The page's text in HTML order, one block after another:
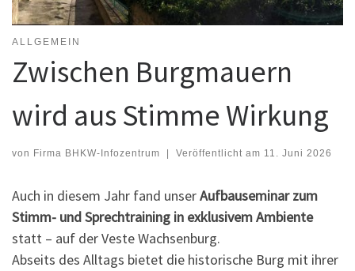
ALLGEMEIN
Zwischen Burgmauern
wird aus Stimme Wirkung
von Firma BHKW-Infozentrum Veröffentlicht am 11. Juni 2026
Auch in diesem Jahr fand unserAufbauseminar zum
Stimm- und Sprechtraining in exklusivem Ambiente
statt – auf der Veste Wachsenburg.
Abseits des Alltags bietet die historische Burg mit ihrer